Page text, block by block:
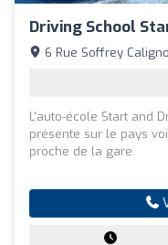
Driving School
6 Rue Soffrey
L'auto-école Start and
présente sur le pays
proche de la gare.